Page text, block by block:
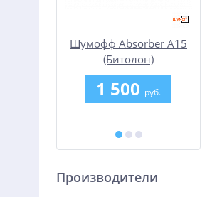
Шумофф Absorber А15
(Битолон)
1 500 руб.
Производители